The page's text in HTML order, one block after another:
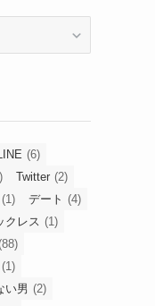
(6)
Twitter (2)
(1) デート (4)
クレス (1)
(1)
い男 (2)